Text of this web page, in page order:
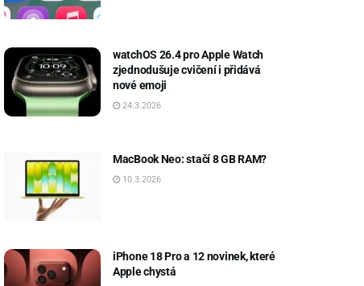
watchOS 26.4 pro Apple Watch
zjednodušuje cvičení i přidává
nové emoji
24.3.2026
MacBook Neo: stačí 8 GB RAM?
10.3.2026
iPhone 18 Pro a 12 novinek, které
Apple chystá